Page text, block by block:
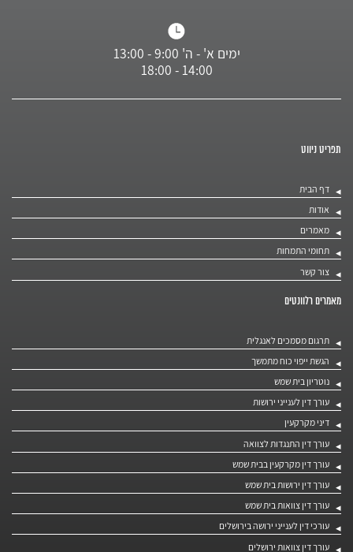
ימים א' - ה' 9:00 - 13:00
14:00 - 18:00
תפריט ניווט
דף הבית
אודות
מאמרים
תחומי התמחות
צור קשר
מאמרים רלוונטים
תרגום מסמכים לאנגלית
הגשת ייפוי כוח מתמשך
נוטריון בית שמש
עורך דין לענייני ירושות
דיני מקרקעין
עורך דין התנגדות לצוואה
עורך דין מקרקעין בבית שמש
עורך דין ירושות בית שמש
עורך דין צוואות בית שמש
עורכי דין לענייני ירושה בירושלים
עורך דין צוואות ירושלים